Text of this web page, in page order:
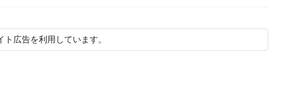
広告を利用しています。